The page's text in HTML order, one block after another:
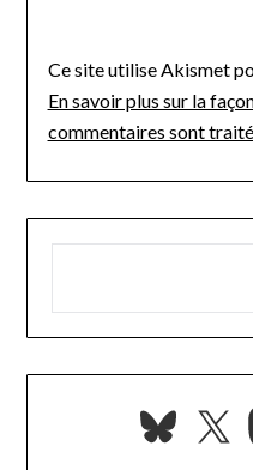
Ce site utilise Akismet
En savoir plus sur la
commentaires sont
X